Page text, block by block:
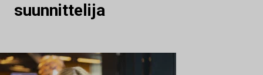
suunnittelija